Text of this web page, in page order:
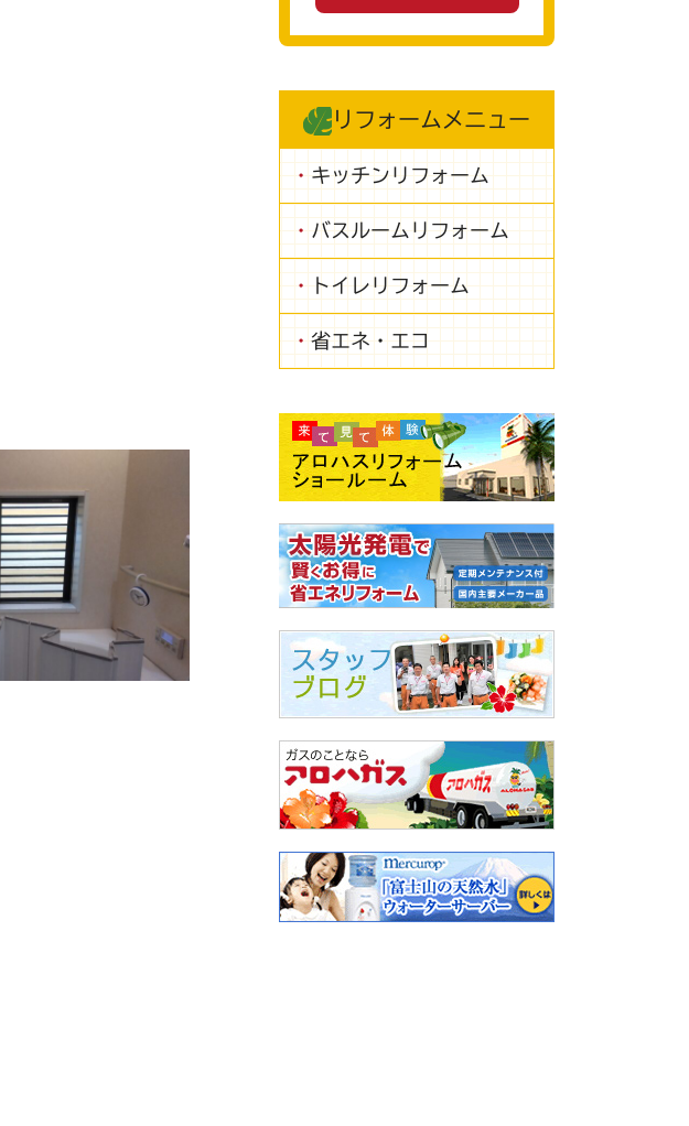
リフォームメニュー
キッチンリフォーム
バスルームリフォーム
トイレリフォーム
省エネ・エコ